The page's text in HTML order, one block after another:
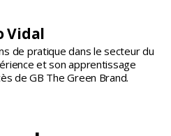
Vidal
de pratique dans le secteur du
et son apprentissage
de GB The Green Brand.